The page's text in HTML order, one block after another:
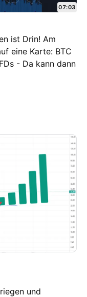
im aktuellen
weitere
auf 1.9,
von ca. 25-
ist Drin! Am
eine Karte: BTC
- Da kann dann
Seite. ETFs
07:03
und